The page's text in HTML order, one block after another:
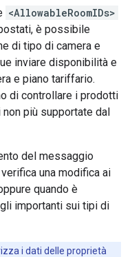
<AllowableRoomIDs>
è possibile
di tipo di camera e
inviare disponibilità e
e piano tariffario.
di controllare i prodotti
più supportate dal
del messaggio
una modifica ai
quando è
importanti sui tipi di
i dati delle proprietà